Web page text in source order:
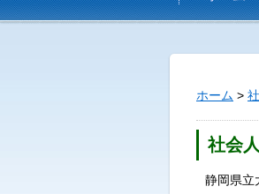
ホーム >
社会
静岡県立